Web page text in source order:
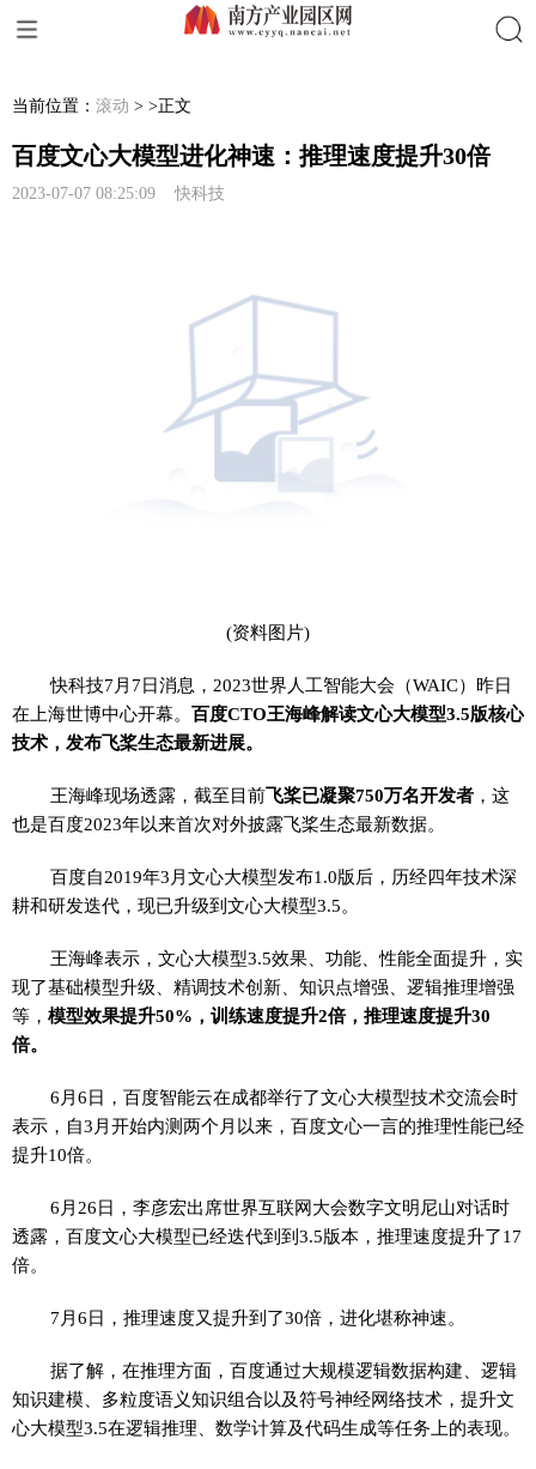
当前位置： 滚动 > >正文
百度文心大模型进化神速：推理速度提升30倍
2023-07-07 08:25:09 快科技
(资料图片)
快科技7月7日消息，2023世界人工智能大会（WAIC）昨日
在上海世博中心开幕。 百度CTO王海峰解读文心大模型3.5版核心
技术，发布飞桨生态最新进展。
王海峰现场透露，截至目前飞桨已凝聚750万名开发者 ，这
也是百度2023年以来首次对外披露飞桨生态最新数据。
百度自2019年3月文心大模型发布1.0版后，历经四年技术深
耕和研发迭代，现已升级到文心大模型3.5。
王海峰表示，文心大模型3.5效果、功能、性能全面提升，实
现了基础模型升级、精调技术创新、知识点增强、逻辑推理增强
等， 模型效果提升50%，训练速度提升2倍，推理速度提升30
倍。
6月6日，百度智能云在成都举行了文心大模型技术交流会时
表示，自3月开始内测两个月以来，百度文心一言的推理性能已经
提升10倍。
6月26日，李彦宏出席世界互联网大会数字文明尼山对话时
透露，百度文心大模型已经迭代到到3.5版本，推理速度提升了17
倍。
7月6日，推理速度又提升到了30倍，进化堪称神速。
据了解，在推理方面，百度通过大规模逻辑数据构建、逻辑
知识建模、多粒度语义知识组合以及符号神经网络技术，提升文
心大模型3.5在逻辑推理、数学计算及代码生成等任务上的表现。